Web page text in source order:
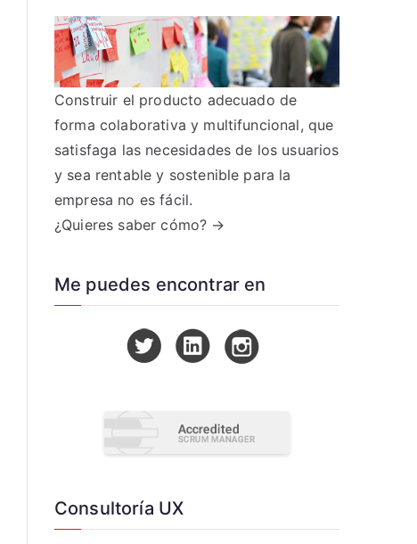
Construir el producto adecuado de
forma colaborativa y multifuncional, que
satisfaga las necesidades de los usuarios
y sea rentable y sostenible para la
empresa no es fácil.
¿Quieres saber cómo? →
Me puedes encontrar en
Consultoría UX